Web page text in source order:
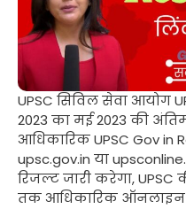
UPSC सिविल सेवा आयोग
2023 का मई 2023 की
आधिकारिक UPSC Gov
upsc.gov.in या
रिजल्ट जारी करेगा,
तक आधिकारिक ऑनलाइन